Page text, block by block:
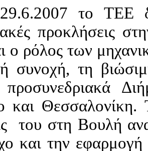
29.6.2007 το ΤΕΕ
προκλήσεις
ο ρόλος των
συνοχή, τη
προσυνεδριακά
και Θεσσαλονίκη.
του στη Βουλή
και την